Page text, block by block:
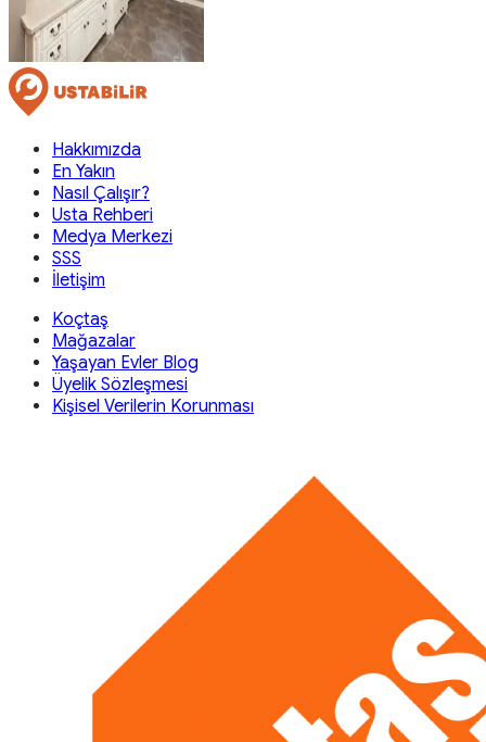
Hakkımızda
En Yakın
Nasıl Çalışır?
Usta Rehberi
Medya Merkezi
SSS
İletişim
Koçtaş
Mağazalar
Yaşayan Evler Blog
Üyelik Sözleşmesi
Kişisel Verilerin Korunması